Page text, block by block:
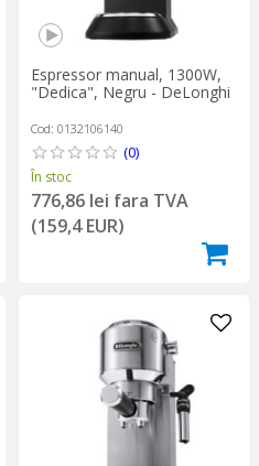
Espressor manual, 1300W,
"Dedica", Negru - DeLonghi
Cod: 0132106140
(0)
În stoc
776,86 lei fara TVA
(159,4 EUR)